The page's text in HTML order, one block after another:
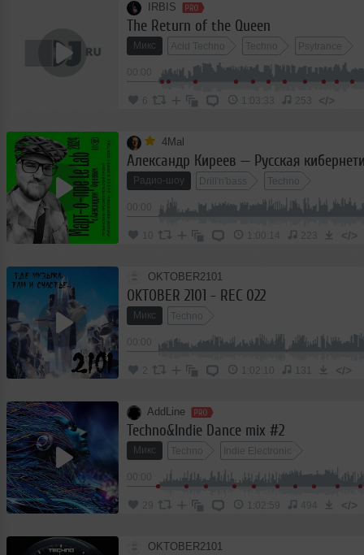
IRBIS
The Return of the Queen
Микс Acid Techno Techno Psytrance
6 1:03:33 253 </>
4Mal
Радио-шоу Drill'n'bass Techno
223 </>
OKTOBER2101
OKTOBER 2101 - REC 022
Микс Techno
2 1:02:10 131 </>
AddLine
Techno&Indie Dance mix #2
Микс Techno Indie Electronic
29 1:02:59 494 </>
OKTOBER2101